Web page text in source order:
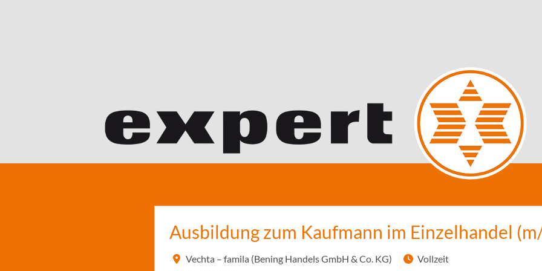
Ausbildung zum Kaufmann im Einzelhandel
Vechta – famila (Bening Handels GmbH & Co. KG)
Vollzeit